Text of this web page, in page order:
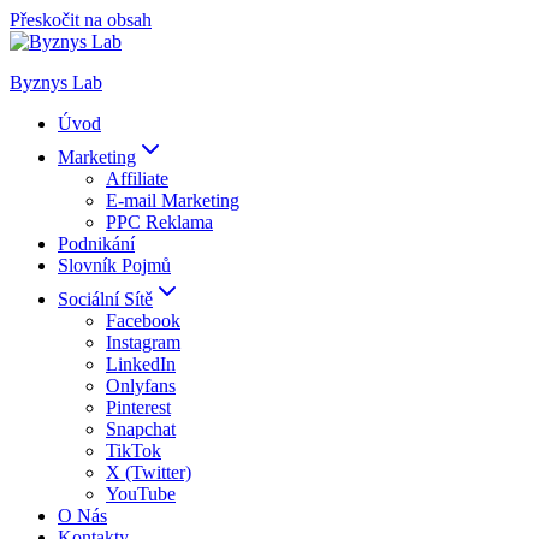
Přeskočit na obsah
Byznys Lab
Úvod
Marketing
Affiliate
E-mail Marketing
PPC Reklama
Podnikání
Slovník Pojmů
Sociální Sítě
Facebook
Instagram
LinkedIn
Onlyfans
Pinterest
Snapchat
TikTok
X (Twitter)
YouTube
O Nás